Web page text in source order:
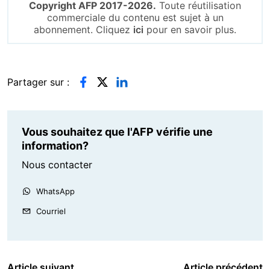
Copyright AFP 2017-2026. Toute réutilisation
commerciale du contenu est sujet à un
abonnement. Cliquez ici pour en savoir plus.
Partager sur :
Vous souhaitez que l'AFP vérifie une
information?
Nous contacter
WhatsApp
Courriel